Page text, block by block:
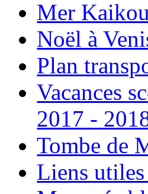
Mer
Noël à
Plan
Vacances
2017 -
Tombe de
Liens